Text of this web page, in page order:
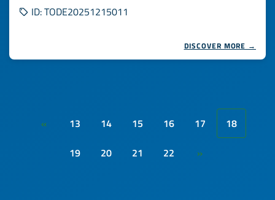
ID: TODE20251215011
DISCOVER MORE →
« 13 14 15 16 17
18
19
20 21 22 »